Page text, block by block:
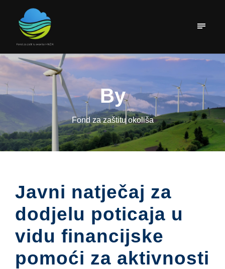
By
Fond za zaštitu okoliša
Javni natječaj za
dodjelu poticaja u
vidu financijske
pomoći za aktivnosti